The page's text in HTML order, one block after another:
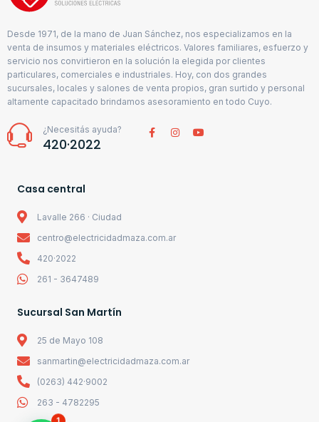
Desde 1971, de la mano de Juan Sánchez, nos especializamos en la
venta de insumos y materiales eléctricos. Valores familiares, esfuerzo y
servicio nos convirtieron en la solución la elegida por clientes
particulares, comerciales e industriales. Hoy, con dos grandes
sucursales, locales y salones de venta propios, gran surtido y personal
altamente capacitado brindamos asesoramiento en todo Cuyo.
¿Necesitás ayuda?
420·2022
Casa central
Lavalle 266 · Ciudad
centro@electricidadmaza.com.ar
420·2022
261 - 3647489
Sucursal San Martín
25 de Mayo 108
sanmartin@electricidadmaza.com.ar
(0263) 442·9002
263 - 4782295